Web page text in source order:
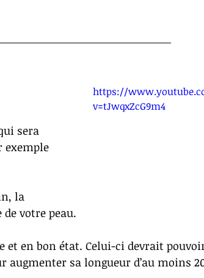
https://
v=tJwqxZcG9m4
sera
exemple
la
votre peau.
et en bon état. Celui-ci devrait
sa longueur d’au moins